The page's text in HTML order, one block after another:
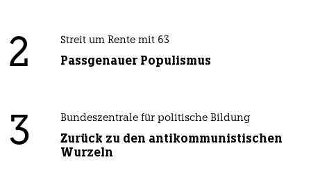
2 Streit um Rente mit 63
Passgenauer Populismus
3 Bundeszentrale für politische Bildung
Zurück zu den antikommunistischen
Wurzeln